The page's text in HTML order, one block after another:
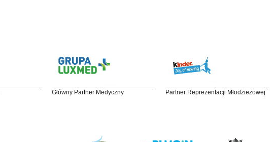
Główny Partner Medyczny Partner Reprezentacji Młodzieżowej